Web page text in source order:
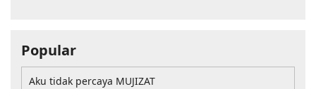
Popular
Aku tidak percaya MUJIZAT